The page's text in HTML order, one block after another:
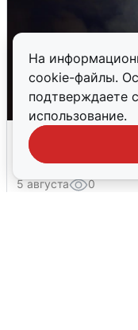
На
cookie-файлы.
подтверждаете
использование.
Взрывы в
тревоги
5 августа 0